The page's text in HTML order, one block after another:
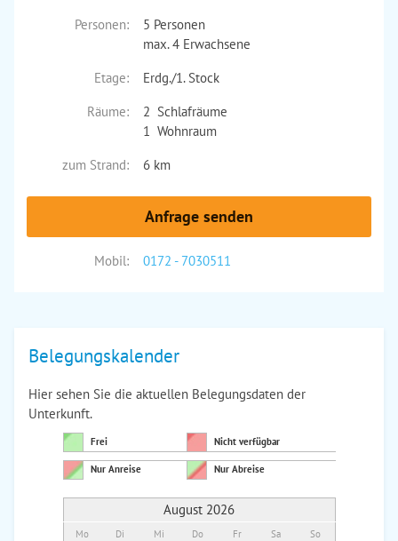
Personen:
5 Personen
max. 4 Erwachsene
Etage:
Erdg./1. Stock
Räume:
2 Schlafräume
1 Wohnraum
zum Strand:
6 km
Anfrage senden
Mobil: 0172 - 7030511
Belegungskalender
Hier sehen Sie die aktuellen Belegungsdaten der
Unterkunft.
Frei Nicht verfügbar
Nur Anreise Nur Abreise
August 2026
Mo Di Mi Do Fr Sa So